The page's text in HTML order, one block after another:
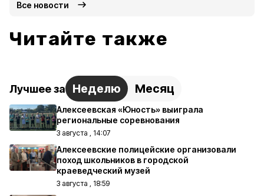
Все новости
Читайте также
Лучшее за Неделю Месяц
Алексеевская «Юность» выиграла
региональные соревнования
3 августа , 14:07
Алексеевские полицейские организовали
поход школьников в городской
краеведческий музей
3 августа , 18:59